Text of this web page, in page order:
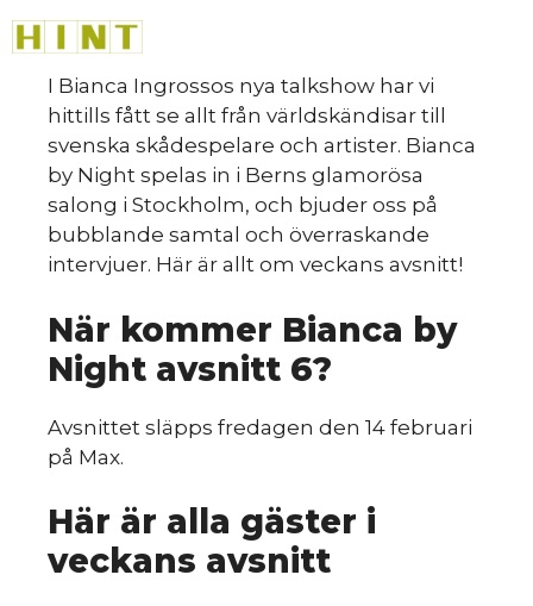
till
innehåll
I Bianca Ingrossos nya talkshow har vi
hittills fått se allt från världskändisar till
svenska skådespelare och artister. Bianca
by Night spelas in i Berns glamorösa
salong i Stockholm, och bjuder oss på
bubblande samtal och överraskande
intervjuer. Här är allt om veckans avsnitt!
När kommer Bianca by
Night avsnitt 6?
Avsnittet släpps fredagen den 14 februari
på Max.
Här är alla gäster i
veckans avsnitt